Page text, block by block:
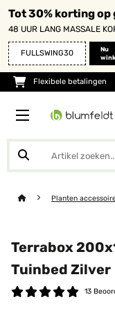
Tot 30% korting
48 UUR LANG MASSALE
FULLSWING30
Nu
Flexibele betalingen
Planten
Terrabox
Tuinbed Zilver
13